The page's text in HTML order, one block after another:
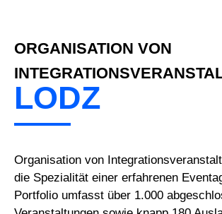
ORGANISATION VON
LODZ
Organisation von
die Spezialität einer erfahrenen
Portfolio umfasst über 1.000